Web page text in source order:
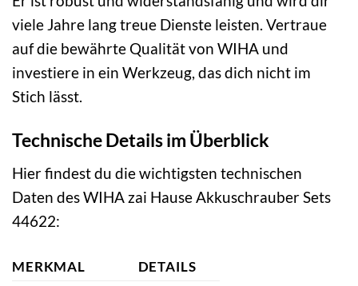
viele Jahre lang treue Dienste leisten. Vertraue
auf die bewährte Qualität von WIHA und
investiere in ein Werkzeug, das dich nicht im
Stich lässt.
Technische Details im Überblick
Hier findest du die wichtigsten technischen
Daten des WIHA zai Hause Akkuschrauber Sets
44622:
MERKMAL
DETAILS